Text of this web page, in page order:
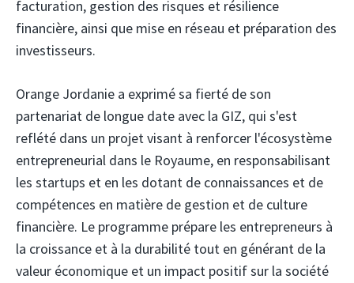
facturation, gestion des risques et résilience
financière, ainsi que mise en réseau et préparation des
investisseurs.
Orange Jordanie a exprimé sa fierté de son
partenariat de longue date avec la GIZ, qui s'est
reflété dans un projet visant à renforcer l'écosystème
entrepreneurial dans le Royaume, en responsabilisant
les startups et en les dotant de connaissances et de
compétences en matière de gestion et de culture
financière. Le programme prépare les entrepreneurs à
la croissance et à la durabilité tout en générant de la
valeur économique et un impact positif sur la société